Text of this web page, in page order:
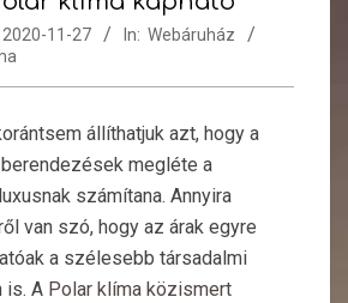
2020-11-27 In: Webáruház
állíthatjuk azt, hogy a
megléte a
számítana. Annyira
van szó, hogy az árak egyre
a szélesebb társadalmi
is. A Polar klíma közismert